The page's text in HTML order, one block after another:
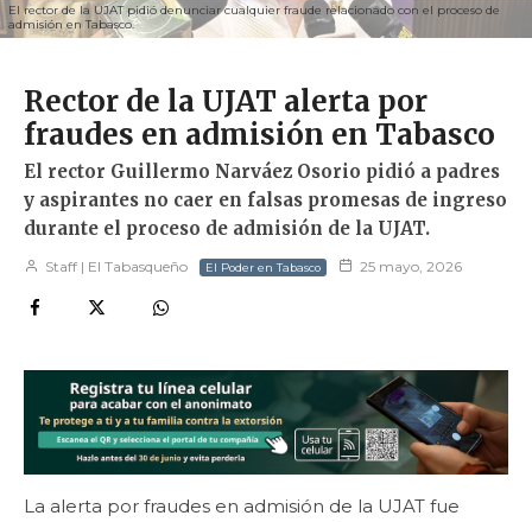
El rector de la UJAT pidió denunciar cualquier fraude relacionado con el proceso de
admisión en Tabasco.
Rector de la UJAT alerta por
fraudes en admisión en Tabasco
El rector Guillermo Narváez Osorio pidió a padres
y aspirantes no caer en falsas promesas de ingreso
durante el proceso de admisión de la UJAT.
Staff | El Tabasqueño El Poder en Tabasco 25 mayo, 2026
La alerta por fraudes en admisión de la UJAT fue